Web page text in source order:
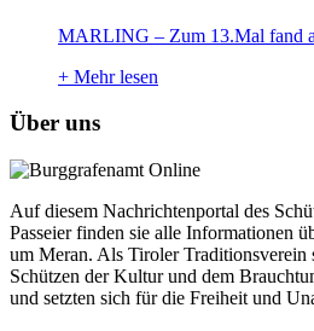
MARLING – Zum 13.Mal fand
+ Mehr lesen
Über uns
Auf diesem Nachrichtenportal des
Passeier finden sie alle Informationen
um Meran. Als Tiroler Traditionsverein
Schützen der Kultur und dem
und setzten sich für die Freiheit und